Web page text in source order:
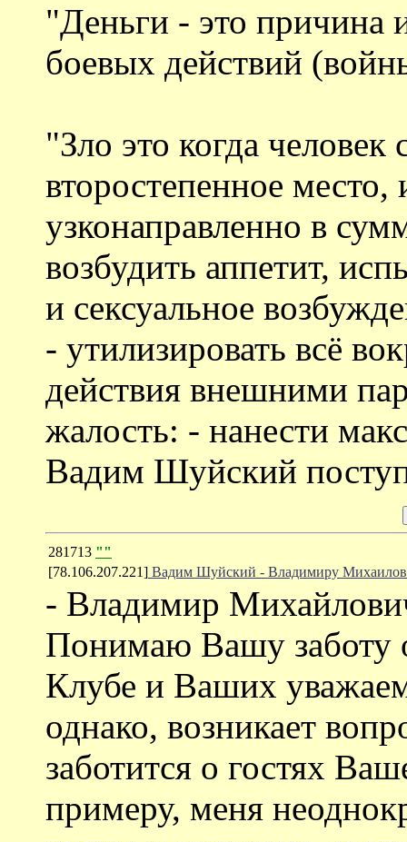
"Деньги - это причина
боевых действий
"Зло это когда
второстепенное место,
узконаправленно в
возбудить аппетит,
и сексуальное
- утилизировать всё
действия внешними
жалость: - нанести
Вадим Шуйский
281713 ""
[78.106.207.221] Вадим Шуйский - Владимиру
- Владимир
Понимаю Вашу заботу
Клубе и Ваших
однако, возникает
заботится о гостях
примеру, меня